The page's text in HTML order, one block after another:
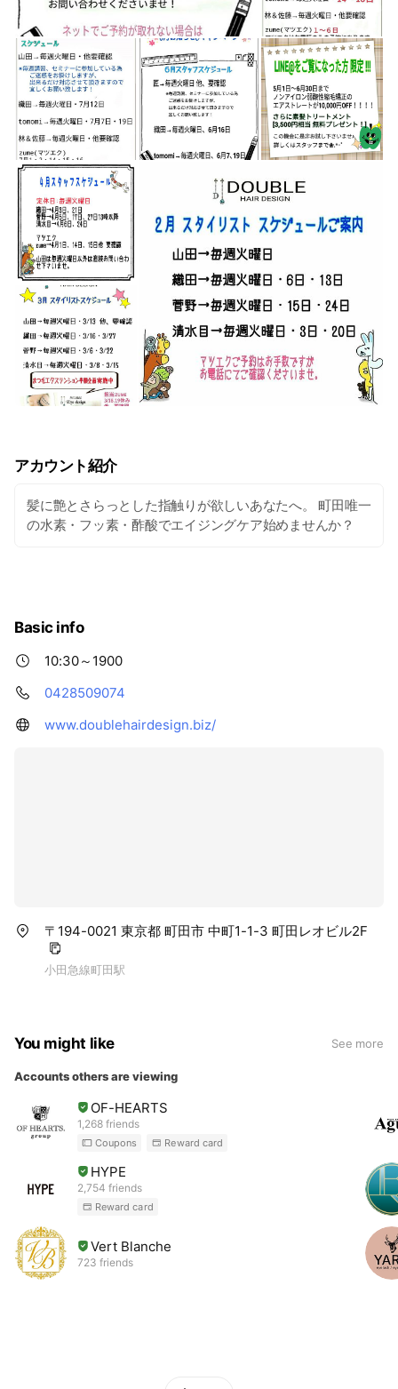
アカウント紹介
髪に艶とさらっとした指触りが欲しいあなたへ。 町田唯一
の水素・フッ素・酢酸でエイジングケア始めませんか？
Basic info
10:30～1900
0428509074
www.doublehairdesign.biz/
〒194-0021 東京都 町田市 中町1-1-3 町田レオビル2F
小田急線町田駅
You might like See more
Accounts others are viewing
OF-HEARTS
1,268 friends
Coupons Reward card
HYPE
2,754 friends
Reward card
Vert Blanche
723 friends